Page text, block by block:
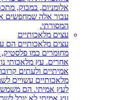
אלומניום, במבוק,
עבור אלה שמחפשים
המסורתי.
עצים מלאכותיים
עצים מלאכותיים הם
מחומרים כמו פלסטיק,
אחרים. עץ מלאכותי
אמיתיים ולעתים
מלאכותיים עשויים
לעץ אמיתי. הם
עץ אמיתי לא יוכל